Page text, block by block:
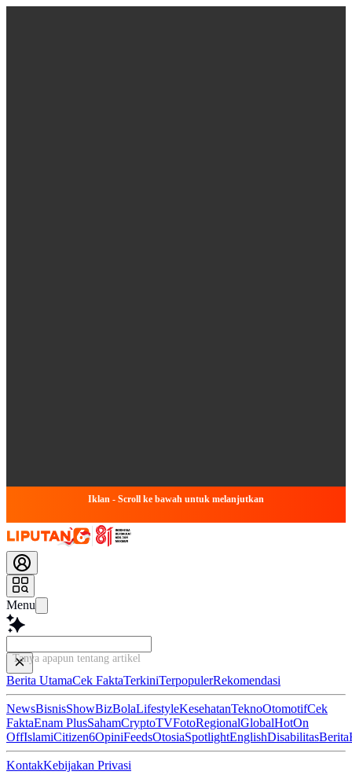
Iklan - Scroll ke bawah untuk melanjutkan
Menu
Tanya apapun tentang artikel ini...
Berita UtamaCek FaktaTerkiniTerpopulerRekomendasi
NewsBisnisShowBizBolaLifestyleKesehatanTeknoOtomotifCek
FaktaEnam PlusSahamCryptoTVFotoRegionalGlobalHotOn
OffIslamiCitizen6OpiniFeedsOtosiaSpotlightEnglishDisabilitasBerita
KontakKebijakan Privasi